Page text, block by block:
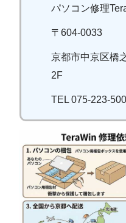
パソコン修理
〒604-0033
京都市中京区橋
2F
TEL 075-223-